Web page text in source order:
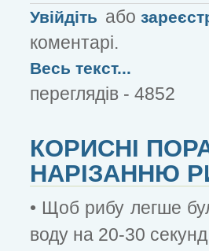
Увійдіть або
коментарі.
Весь текст...
переглядів - 4852
КОРИСНІ
НАРІЗАННЮ
• Щоб рибу легше
воду на 20-30